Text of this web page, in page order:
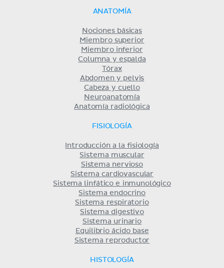
ANATOMÍA
Nociones básicas
Miembro superior
Miembro inferior
Columna y espalda
Tórax
Abdomen y pelvis
Cabeza y cuello
Neuroanatomía
Anatomía radiológica
FISIOLOGÍA
Introducción a la fisiología
Sistema muscular
Sistema nervioso
Sistema cardiovascular
Sistema linfático e inmunológico
Sistema endocrino
Sistema respiratorio
Sistema digestivo
Sistema urinario
Equilibrio ácido base
Sistema reproductor
HISTOLOGÍA